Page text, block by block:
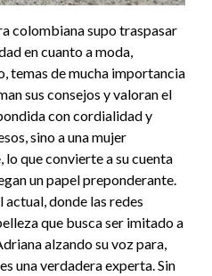
colombiana supo traspasar
en cuanto a moda,
temas de mucha importancia
sus consejos y valoran el
con cordialidad y
sino a una mujer
lo que convierte a su cuenta
un papel preponderante.
actual, donde las redes
que busca ser imitado a
alzando su voz para,
una verdadera experta. Sin